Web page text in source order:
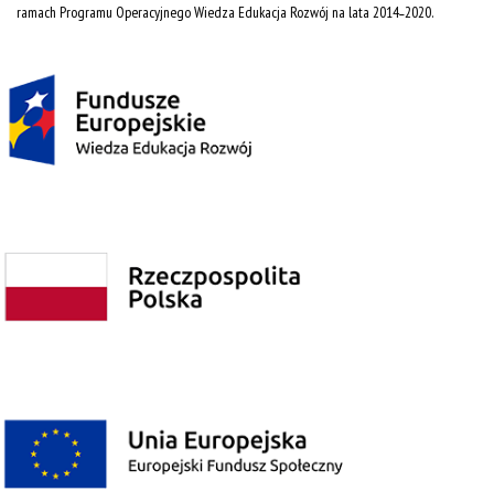
ramach Programu Operacyjnego Wiedza Edukacja Rozwój na lata 2014˗2020.